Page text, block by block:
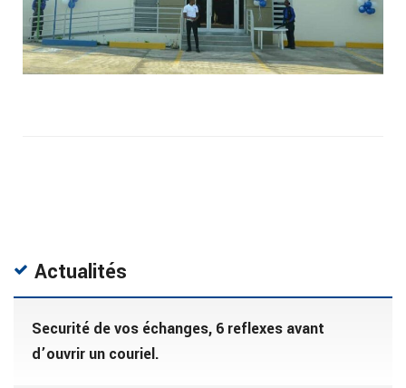
Actualités
Securité de vos échanges, 6 reflexes avant
d’ouvrir un couriel.